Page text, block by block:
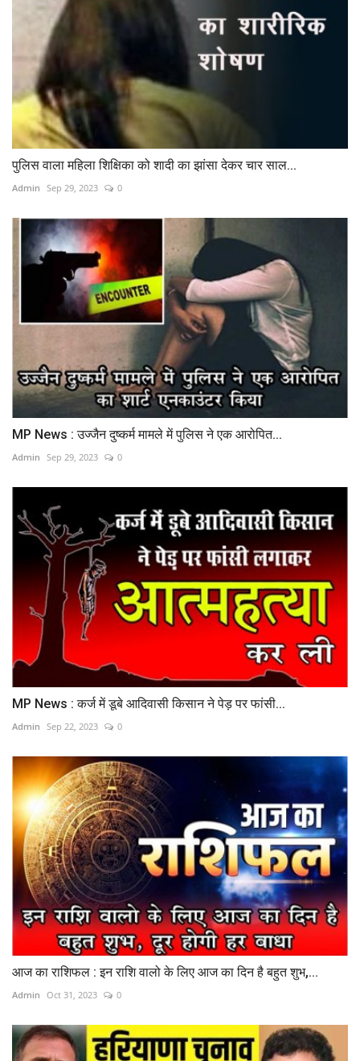
पुलिस वाला महिला शिक्षिका को शादी का झांसा देकर चार साल...
Admin Sep 29, 2023 0
MP News : उज्जैन दुष्कर्म मामले में पुलिस ने एक आरोपित...
Admin Sep 29, 2023 0
MP News : कर्ज में डूबे आदिवासी किसान ने पेड़ पर फांसी...
Admin Sep 22, 2023 0
आज का राशिफल : इन राशि वालो के लिए आज का दिन है बहुत शुभ,...
Admin Oct 31, 2023 0